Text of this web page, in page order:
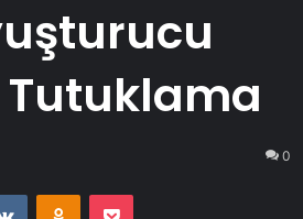
Tutuklama
0
VKontakteOdnoklassniki
Pocket